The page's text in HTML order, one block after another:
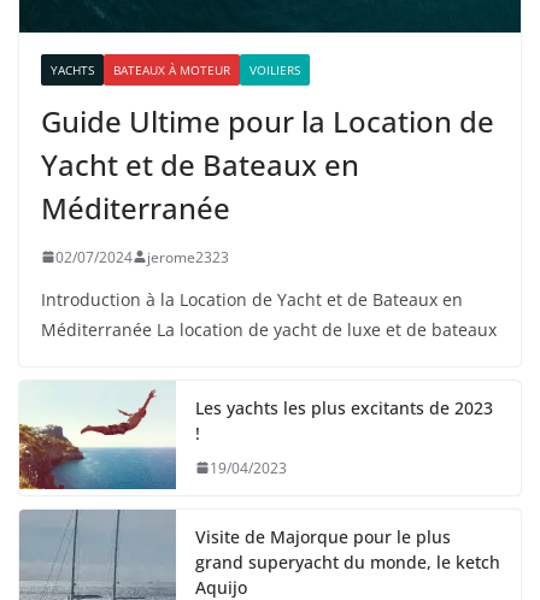
YACHTS BATEAUX À MOTEUR VOILIERS
Guide Ultime pour la Location de
Yacht et de Bateaux en
Méditerranée
02/07/2024 jerome2323
Introduction à la Location de Yacht et de Bateaux en
Méditerranée La location de yacht de luxe et de bateaux
Les yachts les plus excitants de 2023
!
19/04/2023
Visite de Majorque pour le plus
grand superyacht du monde, le ketch
Aquijo